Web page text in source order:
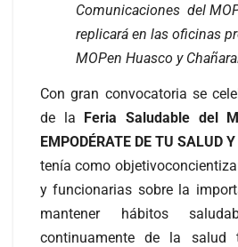
Comunicaciones del
replicará en las oficinas
MOPen Huasco y
Con gran convocatoria se
de la Feria Saludable del
EMPODÉRATE DE TU SALUD
tenía como
y funcionarias sobre la
mantener hábitos
continuamente de la salud